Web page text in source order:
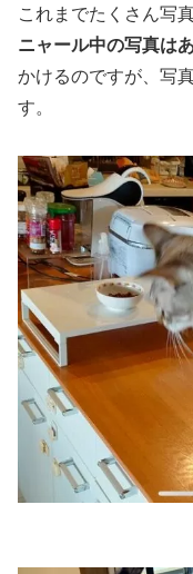
これまでたくさん写
ニャール中の写真は
かけるのですが、写
す。